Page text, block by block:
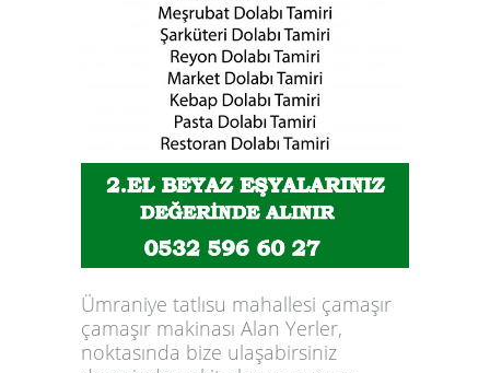
Ümraniye tatlısu mahallesi çamaşır
çamaşır makinası Alan Yerler,
noktasında bize ulaşabirsiniz